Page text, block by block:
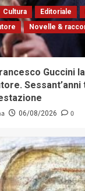
Cultura Editoriale
Novelle &
Guccini
06/08/2026 0